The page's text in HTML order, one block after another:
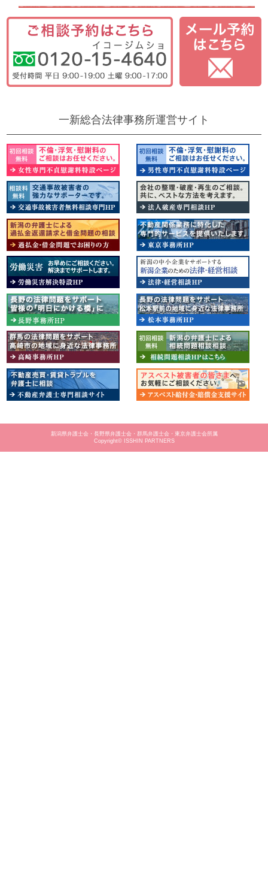
一新総合法律事務所運営サイト
新潟県弁護士会・長野県弁護士会・群馬弁護士会・東京弁護士会所属
Copyright© ISSHIN PARTNERS